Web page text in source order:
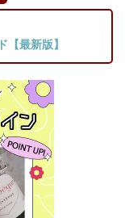
最新版】